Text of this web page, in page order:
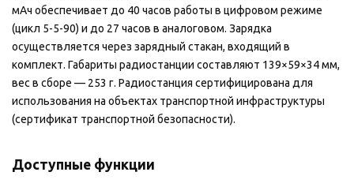
мАч обеспечивает до 40 часов работы в цифровом режиме
(цикл 5-5-90) и до 27 часов в аналоговом. Зарядка
осуществляется через зарядный стакан, входящий в
комплект. Габариты радиостанции составляют 139×59×34 мм,
вес в сборе — 253 г. Радиостанция сертифицирована для
использования на объектах транспортной инфраструктуры
(сертификат транспортной безопасности).
Доступные функции